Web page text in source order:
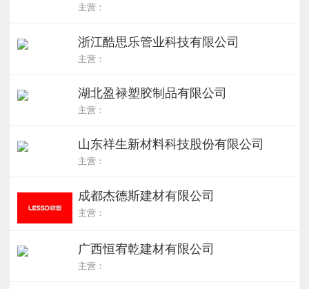
主营：
浙江酷思乐管业科技有限公司
主营：
湖北盈禄塑胶制品有限公司
主营：
山东祥生新材料科技股份有限公司
主营：
成都杰德斯建材有限公司
主营：
广西恒宥乾建材有限公司
主营：